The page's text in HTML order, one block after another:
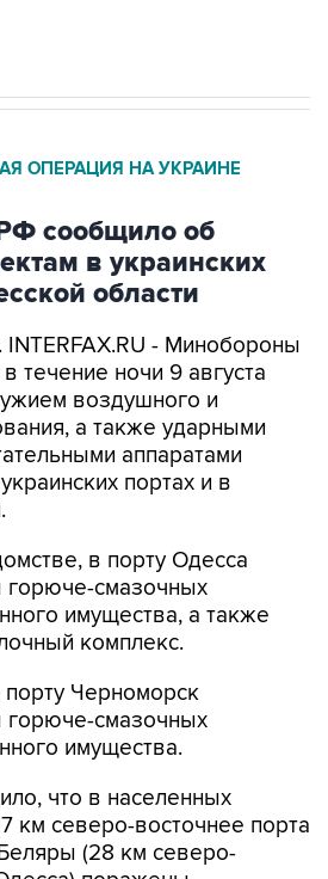
ОПЕРАЦИЯ НА УКРАИНЕ
сообщило об
в украинских
области
INTERFAX.RU - Минобороны
течение ночи 9 августа
воздушного и
а также ударными
аппаратами
портах и в
в порту Одесса
смазочных
имущества, а также
комплекс.
Черноморск
смазочных
имущества.
что в населенных
км северо-восточнее порта
(28 км северо-